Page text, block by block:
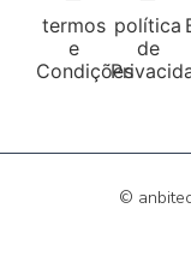
termos
e
Condições
política
de
©